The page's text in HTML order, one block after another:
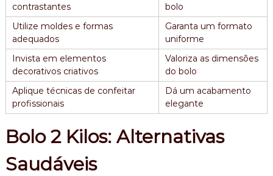
contrastantes
bolo
Utilize moldes e formas
adequados
Garanta um formato
uniforme
Invista em elementos
decorativos criativos
Valoriza as dimensões
do bolo
Aplique técnicas de confeitar
profissionais
Dá um acabamento
elegante
Bolo 2 Kilos: Alternativas
Saudáveis